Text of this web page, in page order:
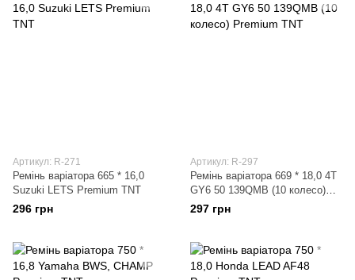
Артикул: R-271
Ремінь варіатора 665 * 16,0
Suzuki LETS Premium TNT
296 грн
Артикул: R-297
Ремінь варіатора 669 * 18,0 4T
GY6 50 139QMB (10 колесо)
Premium TNT
297 грн